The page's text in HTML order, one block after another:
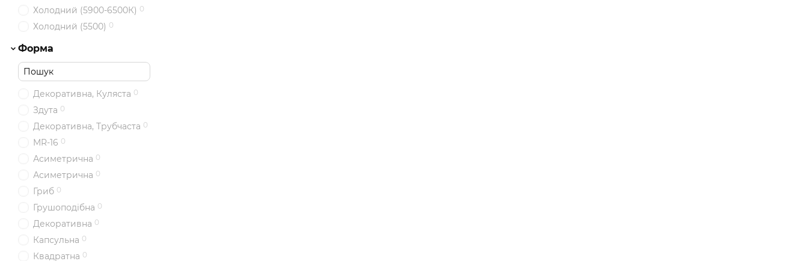
Холодний (5900-6500К) 0
Холодний (5500) 0
Форма
Декоративна, Куляста 0
Здута 0
Декоративна, Трубчаста 0
MR-16 0
Асиметрична 0
Асиметрична 0
Гриб 0
Грушоподібна 0
Декоративна 0
Капсульна 0
Квадратна 0